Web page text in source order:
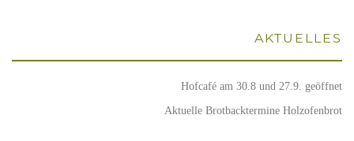
AKTU­EL­LES
Hof­ca­fé am 30.8 und 27.9. geöffnet
Aktu­el­le Brot­back­ter­mi­ne Holzofenbrot